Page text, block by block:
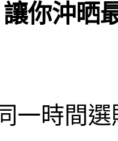
你沖晒
一時間